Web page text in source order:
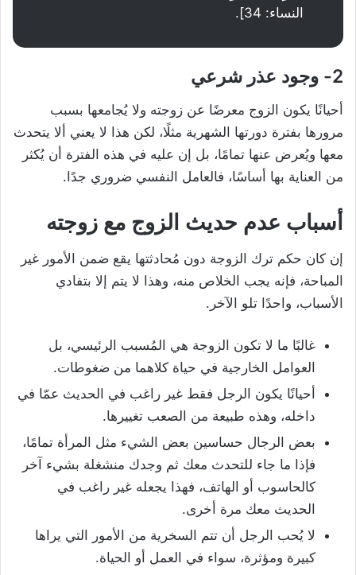
النساء: 34].
2- وجود عذر شرعي
أحيانًا يكون الزوج معرضًا عن زوجته ولا يُجامعها بسبب
مرورها بفترة دورتها الشهرية مثلًا، لكن هذا لا يعني ألا يتحدث
معها ويُعرض عنها تمامًا، بل إن عليه في هذه الفترة أن يُكثر
من العناية بها أساسًا، فالعامل النفسي ضروري جدًا.
أسباب عدم حديث الزوج مع زوجته
إن كان حكم ترك الزوجة دون مُحادثتها يقع ضمن الأمور غير
المباحة، فإنه يجب الخلاص منه، وهذا لا يتم إلا بتفادي
الأسباب، واحدًا تلو الآخر.
غالبًا ما لا تكون الزوجة هي المُسبب الرئيسي، بل
العوامل الخارجية في حياة كلاهما من ضغوطات.
أحيانًا يكون الرجل فقط غير راغب في الحديث عمّا في
داخله، وهذه طبيعة من الصعب تغييرها.
بعض الرجال حساسين بعض الشيء مثل المرأة تمامًا،
فإذا ما جاء للتحدث معك ثم وجدك منشغلة بشيء آخر
كالحاسوب أو الهاتف، فهذا يجعله غير راغب في
الحديث معك مرة أخرى.
لا يُحب الرجل أن تتم السخرية من الأمور التي يراها
كبيرة ومؤثرة، سواء في العمل أو الحياة.